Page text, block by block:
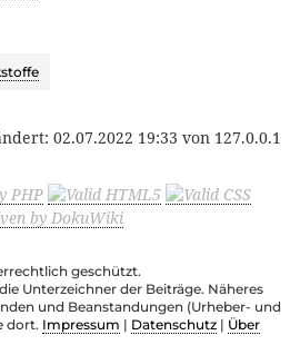
02.07.2022 19:33 von 127.0.0.1
geschützt.
Unterzeichner der Beiträge. Näheres
und Beanstandungen (Urheber- und
dort. Impressum | Datenschutz | Über